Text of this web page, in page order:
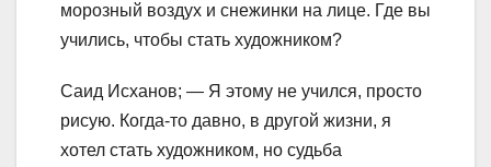
морозный воздух и снежинки на лице. Где вы
учились, чтобы стать художником?
Саид Исханов; — Я этому не учился, просто
рисую. Когда-то давно, в другой жизни, я
хотел стать художником, но судьба